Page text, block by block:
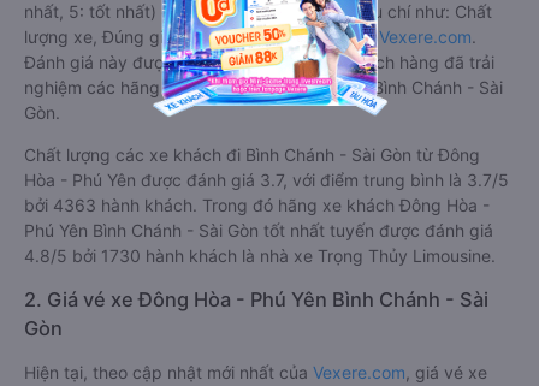
nhất, 5: tốt nhất) của khách hàng với các tiêu chí như: Chất
lượng xe, Đúng giờ, Chất lượng phục vụ trênVexere.com.
Đánh giá này được viết trực tiếp bởi các khách hàng đã trải
nghiệm các hãng Xe Đông Hòa - Phú Yên đi Bình Chánh - Sài
Gòn.
Chất lượng các xe khách đi Bình Chánh - Sài Gòn từ Đông
Hòa - Phú Yên được đánh giá 3.7, với điểm trung bình là 3.7/5
bởi 4363 hành khách. Trong đó hãng xe khách Đông Hòa -
Phú Yên Bình Chánh - Sài Gòn tốt nhất tuyến được đánh giá
4.8/5 bởi 1730 hành khách là nhà xe Trọng Thủy Limousine.
2. Giá vé xe Đông Hòa - Phú Yên Bình Chánh - Sài
Gòn
Hiện tại, theo cập nhật mới nhất của Vexere.com , giá vé xe